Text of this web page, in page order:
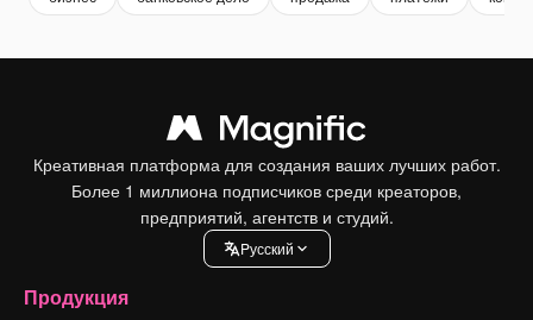
Креативная платформа для создания ваших лучших работ.
Более 1 миллиона подписчиков среди креаторов,
предприятий, агентств и студий.
Pусский
Продукция